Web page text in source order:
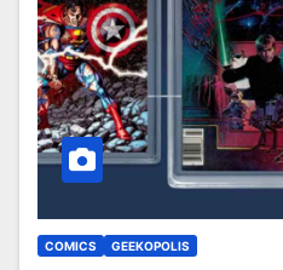
COMICS GEEKOPOLIS